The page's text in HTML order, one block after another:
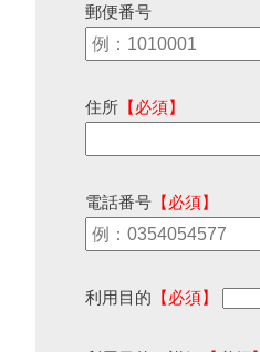
郵便番号
住所 【必須】
電話番号 【必須】
利用目的 【必須】